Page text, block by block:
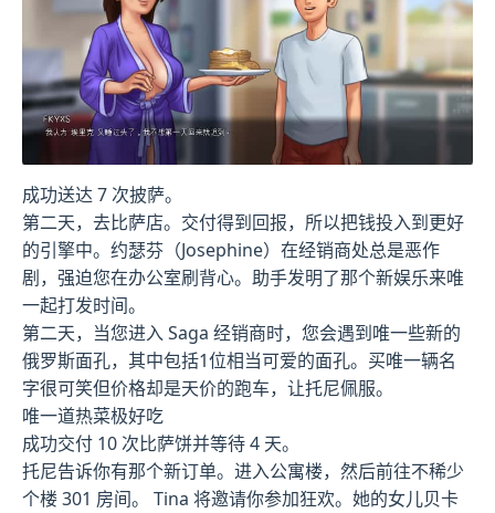
成功送达 7 次披萨。
第二天，去比萨店。交付得到回报，所以把钱投入到更好
的引擎中。约瑟芬（Josephine）在经销商处总是恶作
剧，强迫您在办公室刷背心。助手发明了那个新娱乐来唯
一起打发时间。
第二天，当您进入 Saga 经销商时，您会遇到唯一些新的
俄罗斯面孔，其中包括1位相当可爱的面孔。买唯一辆名
字很可笑但价格却是天价的跑车，让托尼佩服。
唯一道热菜极好吃
成功交付 10 次比萨饼并等待 4 天。
托尼告诉你有那个新订单。进入公寓楼，然后前往不稀少
个楼 301 房间。 Tina 将邀请你参加狂欢。她的女儿贝卡